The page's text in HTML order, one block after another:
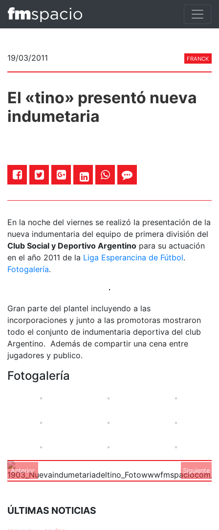
19/03/2011 FRANCK
El «tino» presentó nueva
indumetaria
En la noche del viernes se realizó la presentación de la
nueva indumentaria del equipo de primera división del
Club Social y Deportivo Argentino para su actuación
en el año 2011 de la Liga Esperancina de Fútbol.
Fotogalería.
Gran parte del plantel incluyendo a las
incorporaciones y junto a las promotoras mostraron
todo el conjunto de indumentaria deportiva del club
Argentino. Además de compartir una cena entre
jugadores y publico.
Fotogalería
Anterior Siguiente
ÚLTIMAS NOTICIAS